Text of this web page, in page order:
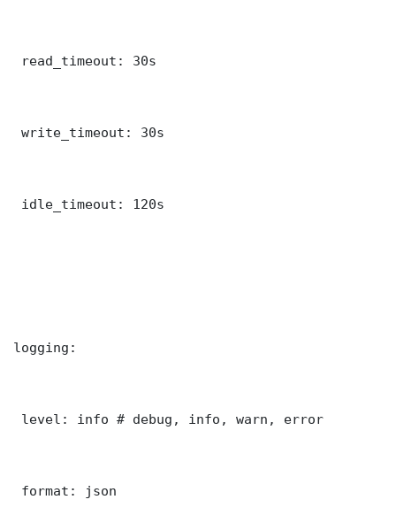
read_timeout: 30s
write_timeout: 30s
idle_timeout: 120s
logging:
level: info # debug, info, warn, error
format: json